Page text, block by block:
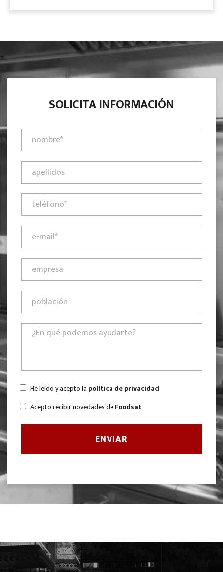
SOLICITA INFORMACIÓN
He leído y acepto la política de privacidad
Acepto recibir novedades deFoodsat